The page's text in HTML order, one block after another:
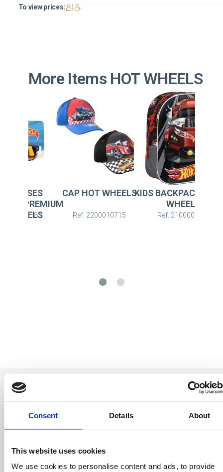
Consent Details About
This website uses cookies
We use cookies to personalise content and ads, to provide
To view prices:
More Items HOT WHEELS
WHEELS
2200010715
KIDS BACKPACK 3D HOT
Ref: 2100005873
SUNGLASSES
SUNGLASSES
HOT WHEELS
Ref: 2600003181
know